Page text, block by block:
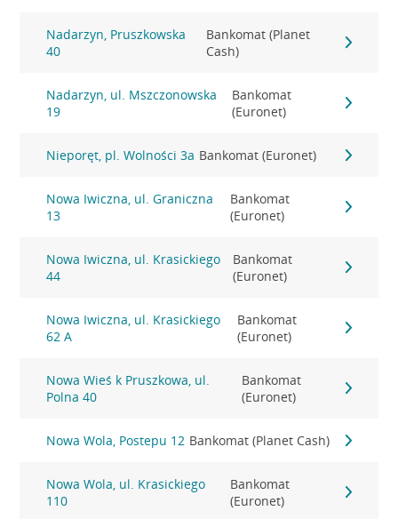
Nadarzyn, Pruszkowska
40
Bankomat (Planet
Cash)
Nadarzyn, ul. Mszczonowska
19
Bankomat
(Euronet)
Nieporęt, pl. Wolności 3a Bankomat (Euronet)
Nowa Iwiczna, ul. Graniczna
13
Bankomat
(Euronet)
Nowa Iwiczna, ul. Krasickiego
44
Bankomat
(Euronet)
Nowa Iwiczna, ul. Krasickiego
62 A
Bankomat
(Euronet)
Nowa Wieś k Pruszkowa, ul.
Polna 40
Bankomat
(Euronet)
Nowa Wola, Postepu 12 Bankomat (Planet Cash)
Nowa Wola, ul. Krasickiego
110
Bankomat
(Euronet)